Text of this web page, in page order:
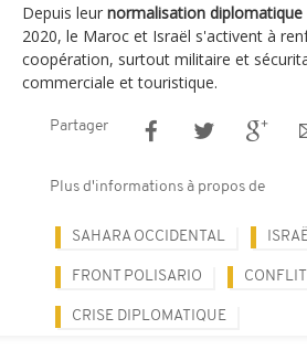
Depuis leur normalisation diplomatique
2020, le Maroc et Israël s'activent à
coopération, surtout militaire et
commerciale et touristique.
Partager
Plus d'informations à propos de
SAHARA OCCIDENTAL
FRONT POLISARIO
CRISE DIPLOMATIQUE